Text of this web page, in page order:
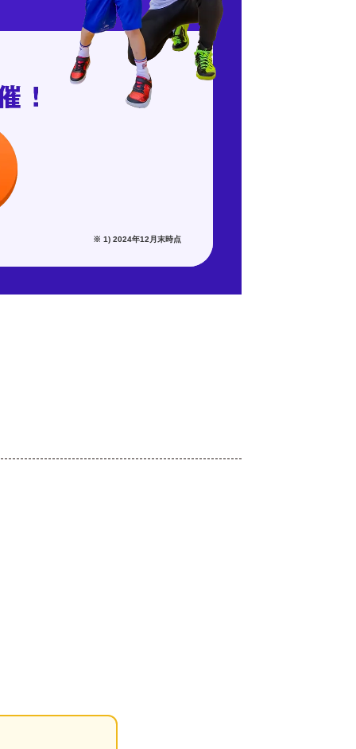
※ 1) 2024年12月末時点